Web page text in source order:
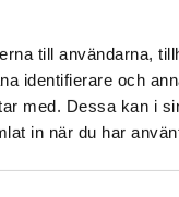
till användarna,
identifierare och
med. Dessa kan i
in när du har